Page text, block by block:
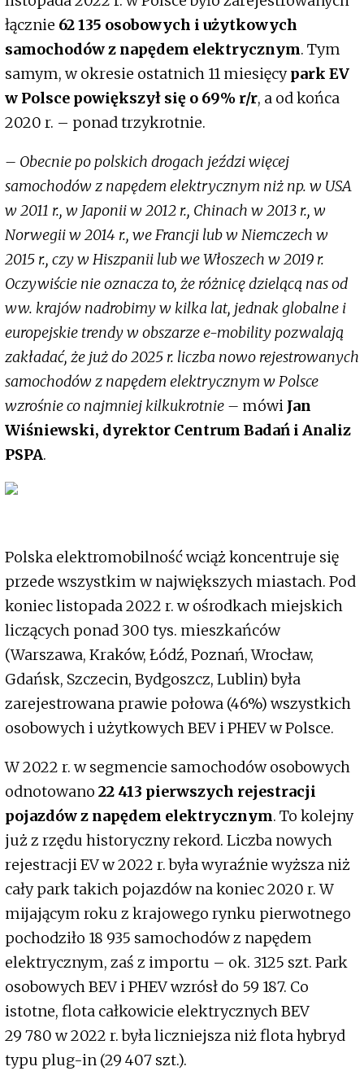
łącznie 62 135 osobowych i użytkowych
samochodów z napędem elektrycznym. Tym
samym, w okresie ostatnich 11 miesięcypark EV
w Polsce powiększył się o 69% r/r, a od końca
2020 r. – ponad trzykrotnie.
– Obecnie po polskich drogach jeździ więcej
samochodów z napędem elektrycznym niż np. w USA
w 2011 r., w Japonii w 2012 r., Chinach w 2013 r., w
Norwegii w 2014 r., we Francji lub w Niemczech w
2015 r., czy w Hiszpanii lub we Włoszech w 2019 r.
Oczywiście nie oznacza to, że różnicę dzielącą nas od
ww. krajów nadrobimy w kilka lat, jednak globalne i
europejskie trendy w obszarze e-mobility pozwalają
zakładać, że już do 2025 r. liczba nowo rejestrowanych
samochodów z napędem elektrycznym w Polsce
wzrośnie co najmniej kilkukrotnie – mówi Jan
Wiśniewski, dyrektor Centrum Badań i Analiz
PSPA.
Polska elektromobilność wciąż koncentruje się
przede wszystkim w największych miastach. Pod
koniec listopada 2022 r. w ośrodkach miejskich
liczących ponad 300 tys. mieszkańców
(Warszawa, Kraków, Łódź, Poznań, Wrocław,
Gdańsk, Szczecin, Bydgoszcz, Lublin) była
zarejestrowana prawie połowa (46%) wszystkich
osobowych i użytkowych BEV i PHEV w Polsce.
W 2022 r. w segmencie samochodów osobowych
odnotowano 22 413 pierwszych rejestracji
pojazdów z napędem elektrycznym. To kolejny
już z rzędu historyczny rekord. Liczba nowych
rejestracji EV w 2022 r. była wyraźnie wyższa niż
cały park takich pojazdów na koniec 2020 r. W
mijającym roku z krajowego rynku pierwotnego
pochodziło 18 935 samochodów z napędem
elektrycznym, zaś z importu – ok. 3125 szt. Park
osobowych BEV i PHEV wzrósł do 59 187. Co
istotne, flota całkowicie elektrycznych BEV
29 780 w 2022 r. była liczniejsza niż flota hybryd
typu plug-in (29 407 szt.).